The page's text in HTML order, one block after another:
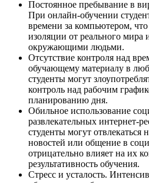
Постоянное пребывание в
При онлайн-обучении
времени за компьютером,
изоляции от реального
окружающими людьми.
Отсутствие контроля над
обучающему материалу в
студенты могут
контроль над рабочим
планированию дня.
Обильное использование
развлекательных интернет-
студенты могут отвлекаться
новостей или общение в
отрицательно влияет на их
результативность обучения.
Стресс и усталость.